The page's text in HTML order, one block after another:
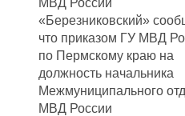
«Березниковский»
что приказом ГУ МВД
по Пермскому краю на
должность начальника
Межмуниципального
МВД России